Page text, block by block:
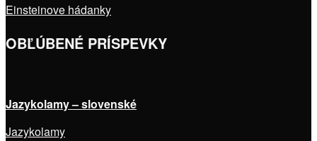
Einsteinove hádanky
OBĽÚBENÉ PRÍSPEVKY
Jazykolamy – slovenské
Jazykolamy